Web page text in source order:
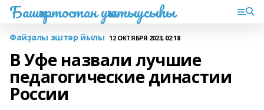
Башҡортостан уҡытыусыһы
Файҙалы эштәр йылы 12 ОКТЯБРЯ 2023, 02:18
В Уфе назвали лучшие
педагогические династии
России